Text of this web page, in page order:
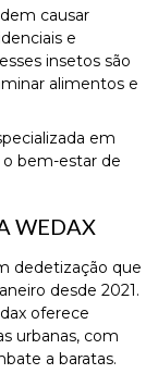
causar
e
insetos são
alimentos e
em
o bem-estar de
WEDAX
dedetização que
desde 2021.
oferece
urbanas, com
a baratas.